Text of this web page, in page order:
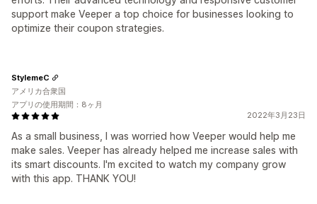
support make Veeper a top choice for businesses looking to
optimize their coupon strategies.
2022年3月23日
As a small business, I was worried how Veeper would help me
make sales. Veeper has already helped me increase sales with
its smart discounts. I'm excited to watch my company grow
with this app. THANK YOU!
StylemeC
アメリカ合衆国
アプリの使用期間：8ヶ月